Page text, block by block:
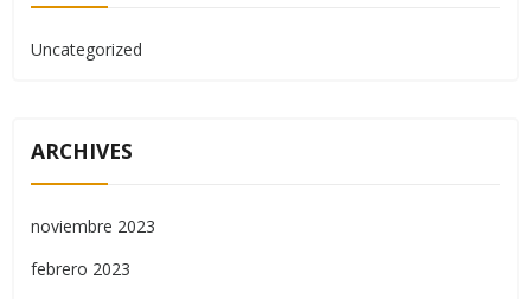
Uncategorized
ARCHIVES
noviembre 2023
febrero 2023